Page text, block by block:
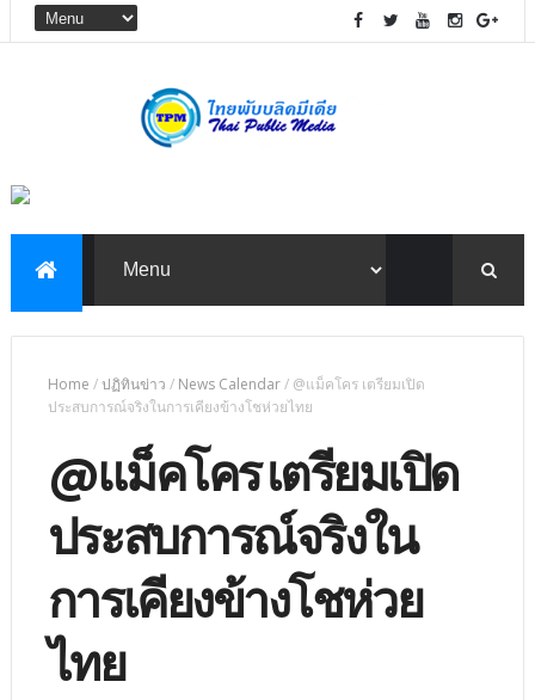
Home /ปฏิทินข่าว / News Calendar/ @แม็คโคร เตรียมเปิด
ประสบการณ์จริงในการเคียงข้างโชห่วยไทย
@แม็คโคร เตรียมเปิด
ประสบการณ์จริงใน
การเคียงข้างโชห่วย
ไทย